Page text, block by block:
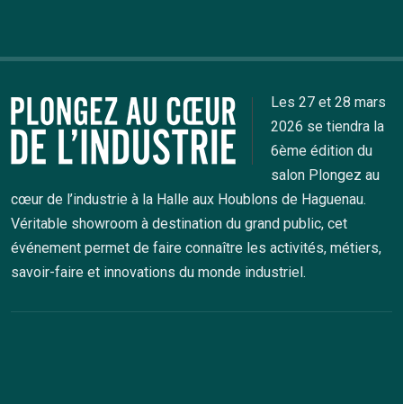
Les 27 et 28 mars
2026 se tiendra la
6ème édition du
salon Plongez au
cœur de l’industrie à la Halle aux Houblons de Haguenau.
Véritable showroom à destination du grand public, cet
événement permet de faire connaître les activités, métiers,
savoir-faire et innovations du monde industriel.